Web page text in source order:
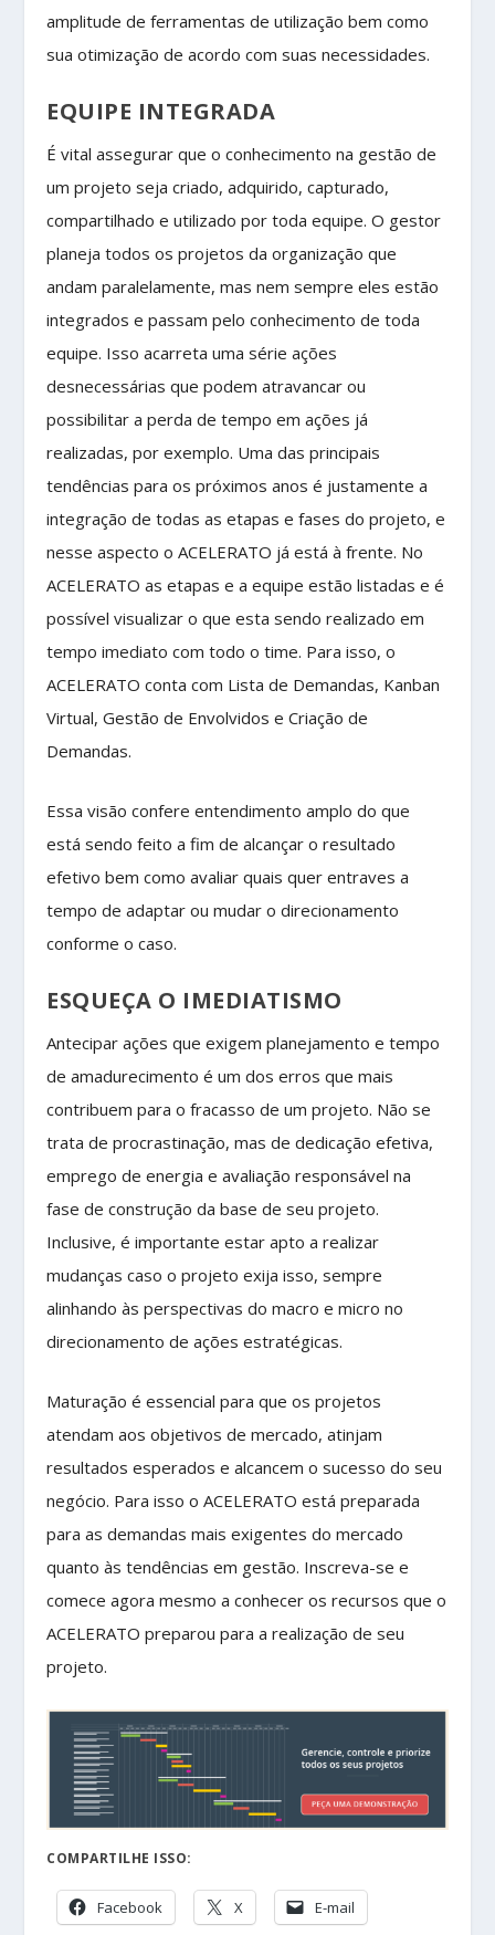
amplitude de ferramentas de utilização bem como
sua otimização de acordo com suas necessidades.
EQUIPE INTEGRADA
É vital assegurar que o conhecimento na gestão de
um projeto seja criado, adquirido, capturado,
compartilhado e utilizado por toda equipe. O gestor
planeja todos os projetos da organização que
andam paralelamente, mas nem sempre eles estão
integrados e passam pelo conhecimento de toda
equipe. Isso acarreta uma série ações
desnecessárias que podem atravancar ou
possibilitar a perda de tempo em ações já
realizadas, por exemplo. Uma das principais
tendências para os próximos anos é justamente a
integração de todas as etapas e fases do projeto, e
nesse aspecto o ACELERATO já está à frente. No
ACELERATO as etapas e a equipe estão listadas e é
possível visualizar o que esta sendo realizado em
tempo imediato com todo o time. Para isso, o
ACELERATO conta com Lista de Demandas, Kanban
Virtual, Gestão de Envolvidos e Criação de
Demandas.
Essa visão confere entendimento amplo do que
está sendo feito a fim de alcançar o resultado
efetivo bem como avaliar quais quer entraves a
tempo de adaptar ou mudar o direcionamento
conforme o caso.
ESQUEÇA O IMEDIATISMO
Antecipar ações que exigem planejamento e tempo
de amadurecimento é um dos erros que mais
contribuem para o fracasso de um projeto. Não se
trata de procrastinação, mas de dedicação efetiva,
emprego de energia e avaliação responsável na
fase de construção da base de seu projeto.
Inclusive, é importante estar apto a realizar
mudanças caso o projeto exija isso, sempre
alinhando às perspectivas do macro e micro no
direcionamento de ações estratégicas.
Maturação é essencial para que os projetos
atendam aos objetivos de mercado, atinjam
resultados esperados e alcancem o sucesso do seu
negócio. Para isso o ACELERATO está preparada
para as demandas mais exigentes do mercado
quanto às tendências em gestão. Inscreva-se e
comece agora mesmo a conhecer os recursos que o
ACELERATO preparou para a realização de seu
projeto.
COMPARTILHE ISSO:
Facebook X E-mail